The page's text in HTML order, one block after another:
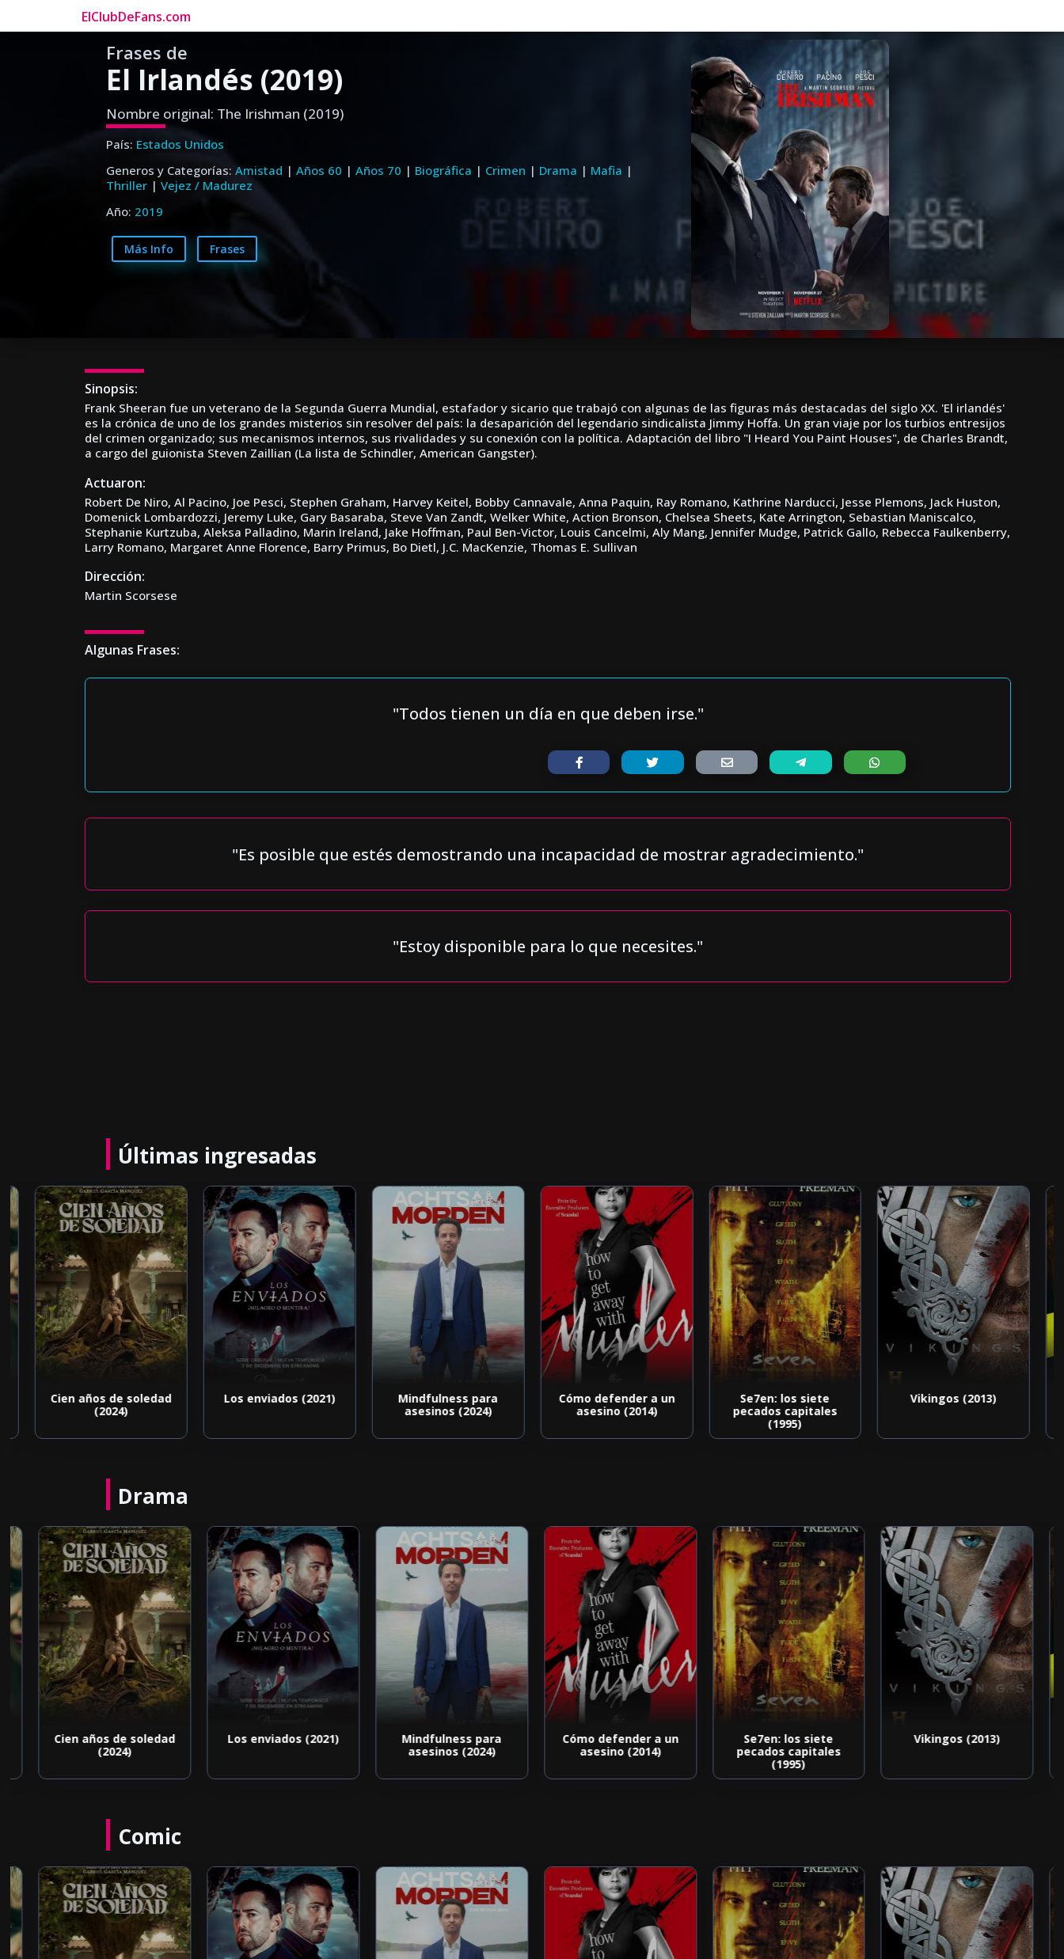
ElClubDeFans.com
Frases de
El Irlandés (2019)
Nombre original: The Irishman (2019)
País: Estados Unidos
Generos y Categorías:Amistad |Años 60 |Años 70 | Biográfica | Crimen | Drama | Mafia |
Thriller |Vejez / Madurez
Año: 2019
Más Info Frases
Sinopsis:
Frank Sheeran fue un veterano de la Segunda Guerra Mundial, estafador y sicario que trabajó con algunas de las figuras más destacadas del siglo XX. 'El irlandés'
es la crónica de uno de los grandes misterios sin resolver del país: la desaparición del legendario sindicalista Jimmy Hoffa. Un gran viaje por los turbios entresijos
del crimen organizado; sus mecanismos internos, sus rivalidades y su conexión con la política. Adaptación del libro "I Heard You Paint Houses", de Charles Brandt,
a cargo del guionista Steven Zaillian (La lista de Schindler, American Gangster).
Actuaron:
Robert De Niro, Al Pacino, Joe Pesci, Stephen Graham, Harvey Keitel, Bobby Cannavale, Anna Paquin, Ray Romano, Kathrine Narducci, Jesse Plemons, Jack Huston,
Domenick Lombardozzi, Jeremy Luke, Gary Basaraba, Steve Van Zandt, Welker White, Action Bronson, Chelsea Sheets, Kate Arrington, Sebastian Maniscalco,
Stephanie Kurtzuba, Aleksa Palladino, Marin Ireland, Jake Hoffman, Paul Ben-Victor, Louis Cancelmi, Aly Mang, Jennifer Mudge, Patrick Gallo, Rebecca Faulkenberry,
Larry Romano, Margaret Anne Florence, Barry Primus, Bo Dietl, J.C. MacKenzie, Thomas E. Sullivan
Dirección:
Martin Scorsese
Algunas Frases:
"Todos tienen un día en que deben irse."
"Es posible que estés demostrando una incapacidad de mostrar agradecimiento."
"Estoy disponible para lo que necesites."
Últimas ingresadas
Cien años de soledad
(2024)
Los enviados (2021)
Mindfulness para
asesinos (2024)
Cómo defender a un
asesino (2014)
Se7en: los siete
pecados capitales
(1995)
Vikingos (2013)
Drama
Cien años de soledad
(2024)
Los enviados (2021)
Mindfulness para
asesinos (2024)
Cómo defender a un
asesino (2014)
Se7en: los siete
pecados capitales
(1995)
Vikingos (2013)
Comic